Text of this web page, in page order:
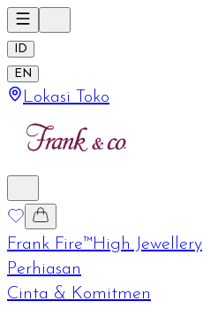
ID
EN
Lokasi Toko
Frank Fire™High Jewellery
Perhiasan
Cinta & Komitmen